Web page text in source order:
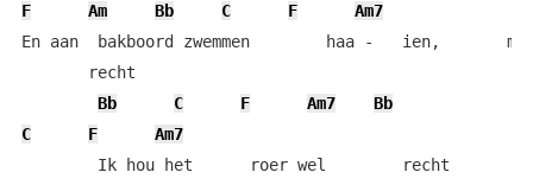
F
Am Bb C F
Am7
En aan  bakboord zwemmen        haa -   ien,
       recht
Bb
C F Am7
Bb
C
F
Am7
Ik hou het      roer wel        recht